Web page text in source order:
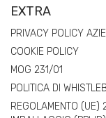
EXTRA
PRIVACY POLICY
COOKIE POLICY
MOG 231/01
POLITICA DI
REGOLAMENTO (UE)